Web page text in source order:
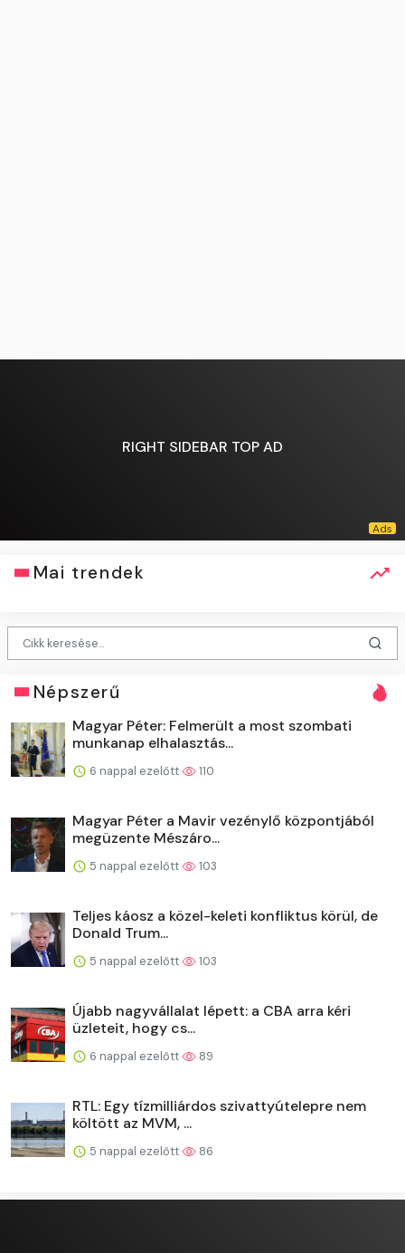
RIGHT SIDEBAR TOP AD
Mai trendek
Népszerű
Magyar Péter: Felmerült a most szombati
munkanap elhalasztás...
6 nappal ezelőtt 110
Magyar Péter a Mavir vezénylő központjából
megüzente Mészáro...
5 nappal ezelőtt 103
Teljes káosz a közel-keleti konfliktus körül, de
Donald Trum...
5 nappal ezelőtt 103
Újabb nagyvállalat lépett: a CBA arra kéri
üzleteit, hogy cs...
6 nappal ezelőtt 89
RTL: Egy tízmilliárdos szivattyútelepre nem
költött az MVM, ...
5 nappal ezelőtt 86